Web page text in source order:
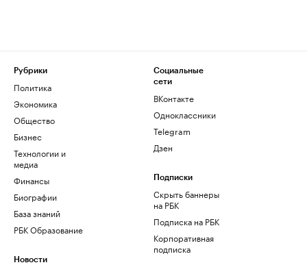
Рубрики
Политика
Экономика
Общество
Бизнес
Технологии и
медиа
Финансы
Биографии
База знаний
РБК Образование
Новости
Социальные
сети
ВКонтакте
Одноклассники
Telegram
Дзен
Подписки
Скрыть баннеры
на РБК
Подписка на РБК
Корпоративная
подписка